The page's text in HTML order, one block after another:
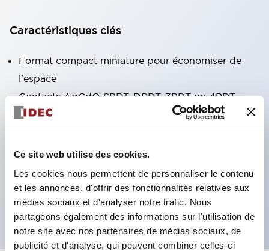
Ce site web utilise des cookies.
Les cookies nous permettent de personnaliser le contenu
et les annonces, d'offrir des fonctionnalités relatives aux
médias sociaux et d'analyser notre trafic. Nous
partageons également des informations sur l'utilisation de
notre site avec nos partenaires de médias sociaux, de
publicité et d'analyse, qui peuvent combiner celles-ci
Caractéristiques clés
Format compact miniature pour économiser de
l'espace
Contacts AgCdO SPDT, DPDT, 3PDT ou 4PDT
Haute capacité de commutation (10A)
Choix de bornes enfichables ou de type PCB
Options comprenant un voyant lumineux et un
bouton de vérification
Options de montage incluant montage supérieur,
socle DIN ou socle de montage sur panneau